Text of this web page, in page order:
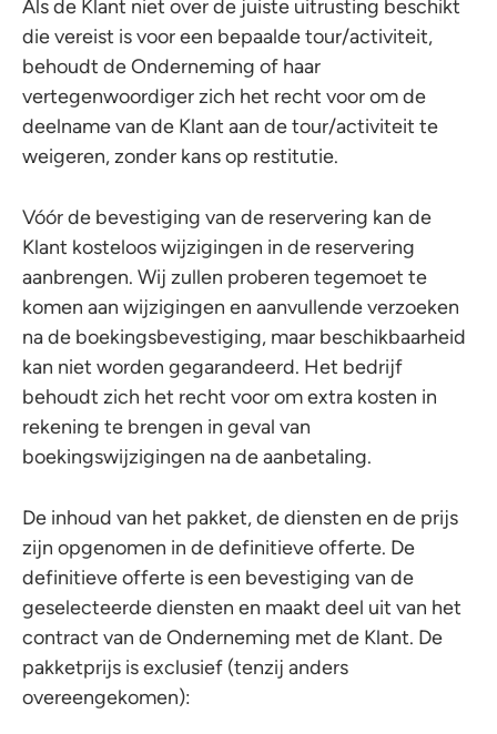
Als de Klant niet over de juiste uitrusting beschikt
die vereist is voor een bepaalde tour/activiteit,
behoudt de Onderneming of haar
vertegenwoordiger zich het recht voor om de
deelname van de Klant aan de tour/activiteit te
weigeren, zonder kans op restitutie.
Vóór de bevestiging van de reservering kan de
Klant kosteloos wijzigingen in de reservering
aanbrengen. Wij zullen proberen tegemoet te
komen aan wijzigingen en aanvullende verzoeken
na de boekingsbevestiging, maar beschikbaarheid
kan niet worden gegarandeerd. Het bedrijf
behoudt zich het recht voor om extra kosten in
rekening te brengen in geval van
boekingswijzigingen na de aanbetaling.
De inhoud van het pakket, de diensten en de prijs
zijn opgenomen in de definitieve offerte. De
definitieve offerte is een bevestiging van de
geselecteerde diensten en maakt deel uit van het
contract van de Onderneming met de Klant. De
pakketprijs is exclusief (tenzij anders
overeengekomen):